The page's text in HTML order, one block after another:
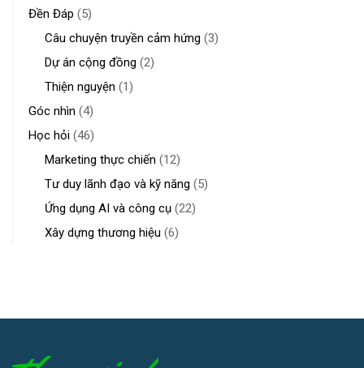
Đền Đáp (5)
Câu chuyện truyền cảm hứng (3)
Dự án cộng đồng (2)
Thiện nguyện (1)
Góc nhìn (4)
Học hỏi (46)
Marketing thực chiến (12)
Tư duy lãnh đạo và kỹ năng (5)
Ứng dụng AI và công cụ (22)
Xây dựng thương hiệu (6)